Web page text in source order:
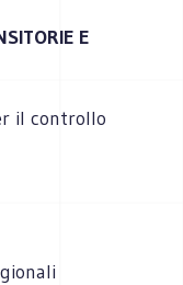
E
il controllo